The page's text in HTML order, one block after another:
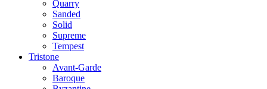
Quarry
Sanded
Solid
Supreme
Tempest
Tristone
Avant-Garde
Baroque